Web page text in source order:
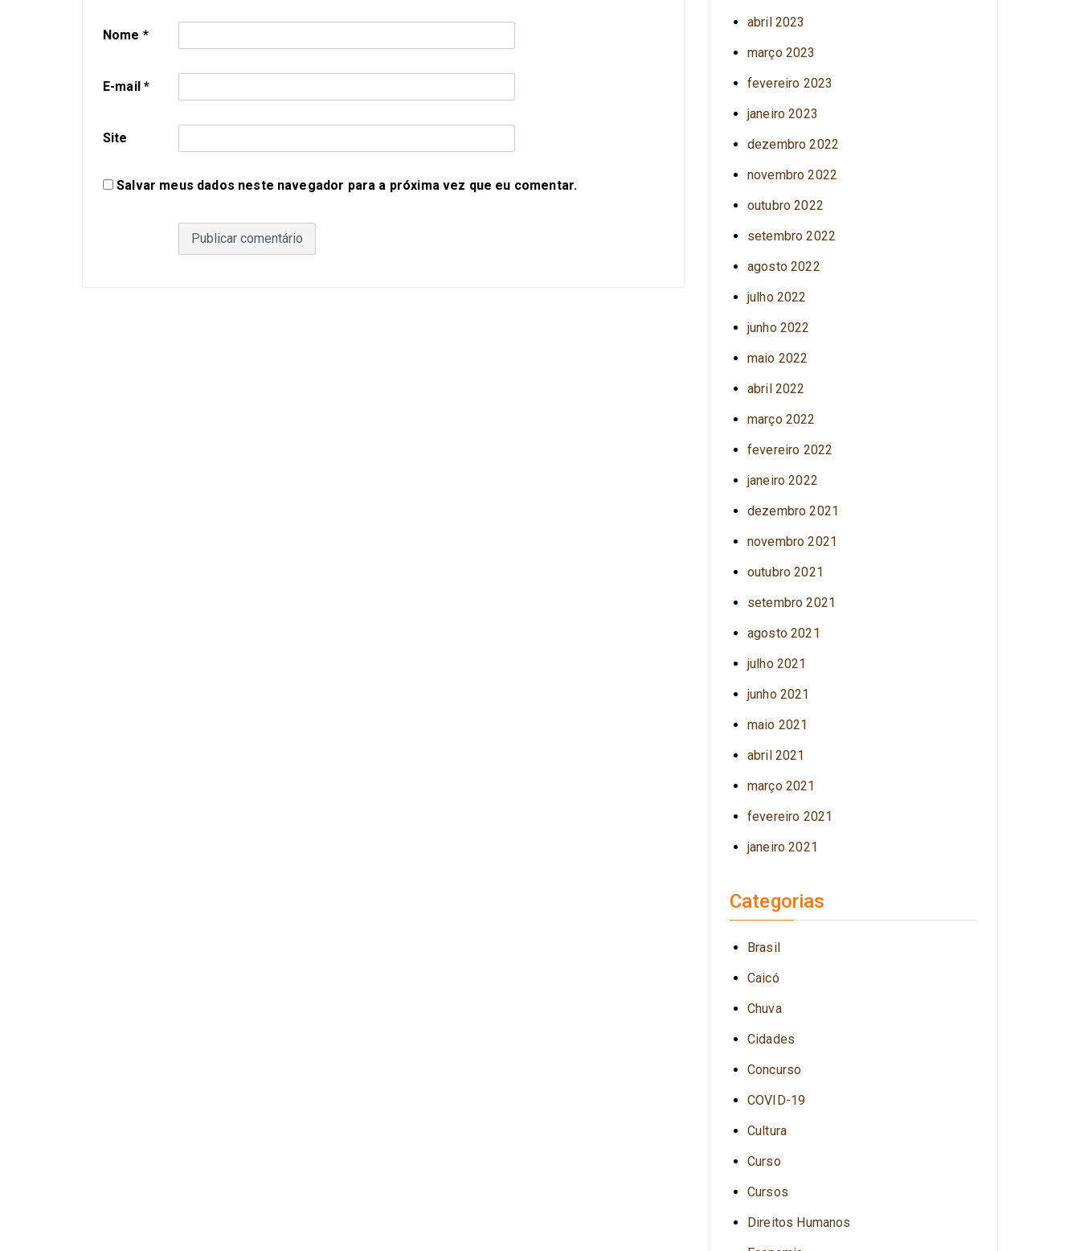
Nome *
E-mail*
Site
Salvar meus dados neste navegador para a próxima vez que eu comentar.
abril 2023
março 2023
fevereiro 2023
janeiro 2023
dezembro 2022
novembro 2022
outubro 2022
setembro 2022
agosto 2022
julho 2022
junho 2022
maio 2022
abril 2022
março 2022
fevereiro 2022
janeiro 2022
dezembro 2021
novembro 2021
outubro 2021
setembro 2021
agosto 2021
julho 2021
junho 2021
maio 2021
abril 2021
março 2021
fevereiro 2021
janeiro 2021
Categorias
Brasil
Caicó
Chuva
Cidades
Concurso
COVID-19
Cultura
Curso
Cursos
Direitos Humanos